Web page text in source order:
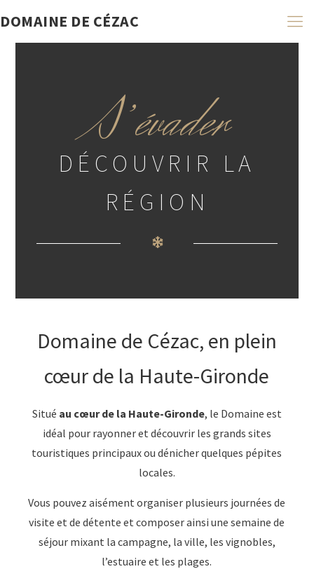
DOMAINE DE CÉZAC
S’évader
DÉCOUVRIR LA
RÉGION
Domaine de Cézac, en plein
cœur de la Haute-Gironde
Situé au cœur de la Haute-Gironde, le Domaine est
idéal pour rayonner et découvrir les grands sites
touristiques principaux ou dénicher quelques pépites
locales.
Vous pouvez aisément organiser plusieurs journées de
visite et de détente et composer ainsi une semaine de
séjour mixant la campagne, la ville, les vignobles,
l’estuaire et les plages.